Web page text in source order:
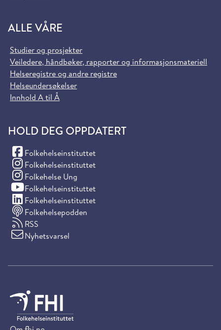
ALLE VÅRE
Studier og prosjekter
Veiledere, håndbøker, rapporter og informasjonsmateriell
Helseregistre og andre registre
Helseundersøkelser
Innhold A til Å
HOLD DEG OPPDATERT
Folkehelseinstituttet
(Facebook)
Folkehelseinstituttet
(Instagram)
Folkehelse Ung
(Instagram)
Folkehelseinstituttet
(YouTube)
Folkehelseinstituttet
(LinkedIn)
Folkehelsepodden
RSS
Nyhetsvarsel